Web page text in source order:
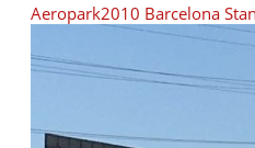
Aeropark2010 Barcelona